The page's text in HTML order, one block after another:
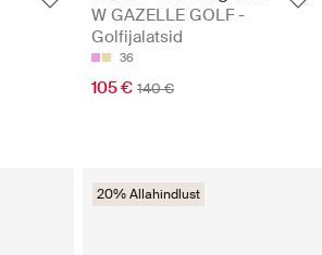
W GAZELLE GOLF -
Golfijalatsid
36
105 € 140 €
20% Allahindlust